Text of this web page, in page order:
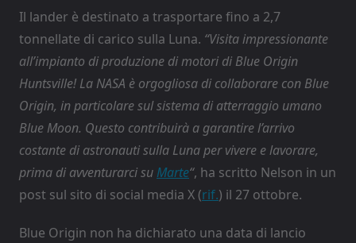
Il lander è destinato a trasportare fino a 2,7
tonnellate di carico sulla Luna. “Visita impressionante
all’impianto di produzione di motori di Blue Origin
Huntsville! La NASA è orgogliosa di collaborare con Blue
Origin, in particolare sul sistema di atterraggio umano
Blue Moon. Questo contribuirà a garantire l’arrivo
costante di astronauti sulla Luna per vivere e lavorare,
prima di avventurarci su Marte“, ha scritto Nelson in un
post sul sito di social media X (rif.) il 27 ottobre.
Blue Origin non ha dichiarato una data di lancio